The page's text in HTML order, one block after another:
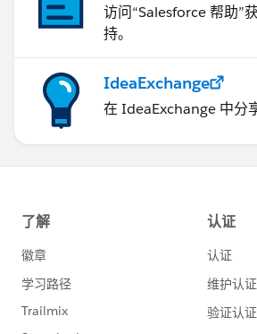
访问“Salesforce 帮助”
持。
IdeaExchange
在 IdeaExchange 中分